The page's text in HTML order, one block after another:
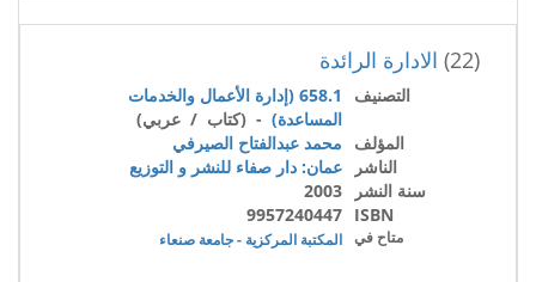
(22) الادارة الرائدة
التصنيف
658.1 (إدارة الأعمال والخدمات
المساعدة) - (كتاب / عربي)
المؤلف
محمد عبدالفتاح الصيرفي
الناشر
عمان: دار صفاء للنشر و التوزيع
سنة النشر
2003
ISBN
9957240447
متاح في المكتبة المركزية - جامعة صنعاء